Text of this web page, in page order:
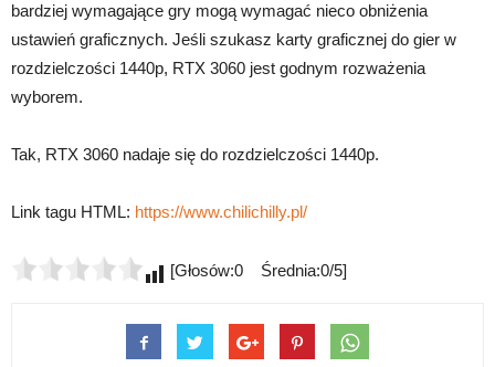
bardziej wymagające gry mogą wymagać nieco obniżenia
ustawień graficznych. Jeśli szukasz karty graficznej do gier w
rozdzielczości 1440p, RTX 3060 jest godnym rozważenia
wyborem.
Tak, RTX 3060 nadaje się do rozdzielczości 1440p.
Link tagu HTML: https://www.chilichilly.pl/
[Głosów:0 Średnia:0/5]